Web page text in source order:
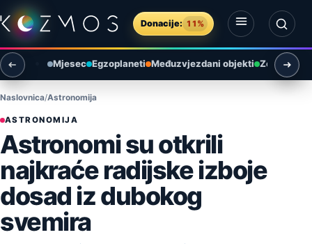
Preskoči na sadržaj
Donacije: 11%
Otvori izbornik
Otvori pretragu
Mjesec Egzoplaneti Međuzvjezdani objekti Zemlja i
Naslovnica Astronomija
ASTRONOMIJA
Astronomi su otkrili
najkraće radijske izboje
dosad iz dubokog
svemira